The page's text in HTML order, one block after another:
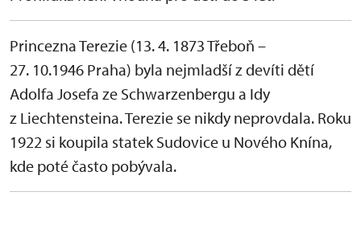
Princezna Terezie (13. 4. 1873 Třeboň –
27. 10.1946 Praha) byla nejmladší z devíti dětí
Adolfa Josefa ze Schwarzenbergu a Idy
z Liechtensteina. Terezie se nikdy neprovdala. Roku
1922 si koupila statek Sudovice u Nového Knína,
kde poté často pobývala.